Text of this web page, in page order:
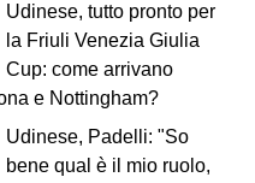
Udinese, tutto pronto per
la Friuli Venezia Giulia
Cup: come arrivano
e Nottingham?
Udinese, Padelli: "So
bene qual è il mio ruolo,